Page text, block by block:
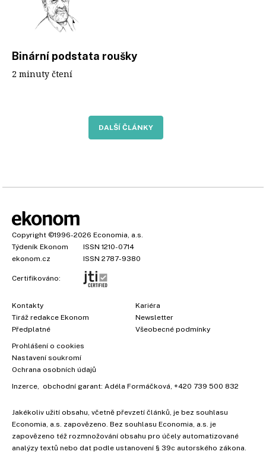
Binární podstata roušky
2 minuty čtení
DALŠÍ ČLÁNKY
Copyright ©1996-2026 Economia, a.s.
Týdeník Ekonom
ISSN 1210-0714
ekonom.cz
ISSN 2787-9380
Certifikováno:
Kontakty
Tiráž redakce Ekonom
Předplatné
Kariéra
Newsletter
Všeobecné podmínky
Prohlášení o cookies
Nastavení soukromí
Ochrana osobních údajů
Inzerce , obchodní garant: Adéla Formáčková +420 739 500 832
Jakékoliv užití obsahu, včetně převzetí článků, je bez souhlasu
Economia, a.s. zapovězeno. Bez souhlasu Economia, a.s. je
zapovězeno též rozmnožování obsahu pro účely automatizované
analýzy textů nebo dat podle ustanovení § 39c autorského zákona.